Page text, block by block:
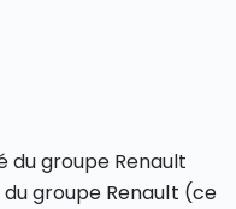
du groupe Renault
du groupe Renault (ce